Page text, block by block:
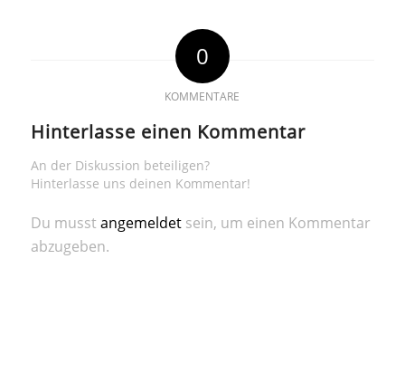
0
KOMMENTARE
Hinterlasse einen Kommentar
An der Diskussion beteiligen?
Hinterlasse uns deinen Kommentar!
Du musst angemeldetsein, um einen Kommentar
abzugeben.